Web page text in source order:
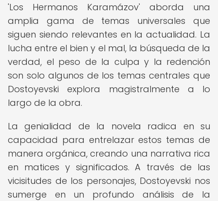
'Los Hermanos Karamázov' aborda una
amplia gama de temas universales que
siguen siendo relevantes en la actualidad. La
lucha entre el bien y el mal, la búsqueda de la
verdad, el peso de la culpa y la redención
son solo algunos de los temas centrales que
Dostoyevski explora magistralmente a lo
largo de la obra.
La genialidad de la novela radica en su
capacidad para entrelazar estos temas de
manera orgánica, creando una narrativa rica
en matices y significados. A través de las
vicisitudes de los personajes, Dostoyevski nos
sumerge en un profundo análisis de la